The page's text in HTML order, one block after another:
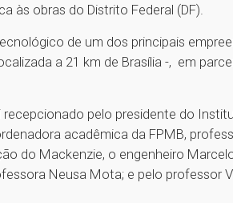
às obras do Distrito Federal (DF).
de um dos principais
a 21 km de Brasília -, em
pelo presidente do
acadêmica da FPMB,
do Mackenzie, o engenheiro
Neusa Mota; e pelo professor